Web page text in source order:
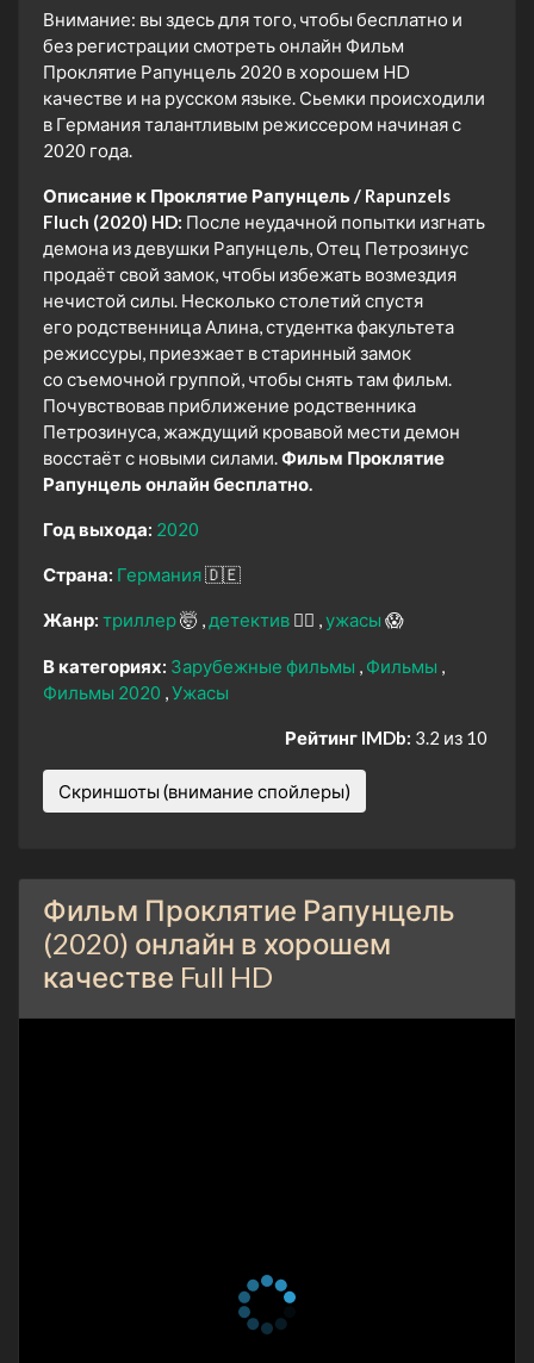
Внимание: вы здесь для того, чтобы бесплатно и
без регистрации смотреть онлайн Фильм
Проклятие Рапунцель 2020 в хорошем HD
качестве и на русском языке. Сьемки происходили
в Германия талантливым режиссером начиная с
2020 года.
Описание к Проклятие Рапунцель / Rapunzels
Fluch (2020) HD: После неудачной попытки изгнать
демона из девушки Рапунцель, Отец Петрозинус
продаёт свой замок, чтобы избежать возмездия
нечистой силы. Несколько столетий спустя
его родственница Алина, студентка факультета
режиссуры, приезжает в старинный замок
со съемочной группой, чтобы снять там фильм.
Почувствовав приближение родственника
Петрозинуса, жаждущий кровавой мести демон
восстаёт с новыми силами.Фильм Проклятие
Рапунцель онлайн бесплатно.
Год выхода: 2020
Страна: Германия🇩🇪
Жанр: триллер🤯 детектив 🕵️‍♂️ ужасы 😱
В категориях: Зарубежные фильмы
Фильмы
Фильмы 2020 Ужасы
Рейтинг IMDb: 3.2 из 10
Скриншоты (внимание спойлеры)
Фильм Проклятие Рапунцель
(2020) онлайн в хорошем
качестве Full HD